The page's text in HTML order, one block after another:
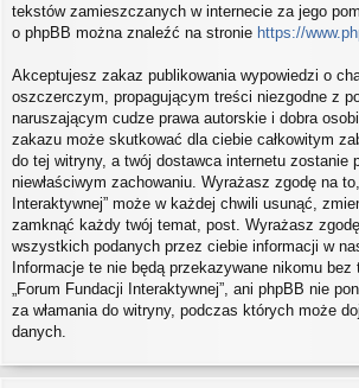
tekstów zamieszczanych w internecie za jego
o phpBB można znaleźć na stronie https://
Akceptujesz zakaz publikowania wypowiedzi o
oszczerczym, propagującym treści niezgodne z
naruszającym cudze prawa autorskie i dobra
zakazu może skutkować dla ciebie całkowitym
do tej witryny, a twój dostawca internetu zostanie
niewłaściwym zachowaniu. Wyrażasz zgodę na
Interaktywnej” może w każdej chwili usunąć,
zamknąć każdy twój temat, post. Wyrażasz
wszystkich podanych przez ciebie informacji w
Informacje te nie będą przekazywane nikomu bez
„Forum Fundacji Interaktywnej”, ani phpBB nie
za włamania do witryny, podczas których może
danych.